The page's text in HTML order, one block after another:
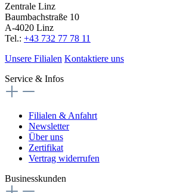
Zentrale Linz
Baumbachstraße 10
A-4020 Linz
Tel.: +43 732 77 78 11
Unsere Filialen Kontaktiere uns
Service & Infos
Filialen & Anfahrt
Newsletter
Über uns
Zertifikat
Vertrag widerrufen
Businesskunden